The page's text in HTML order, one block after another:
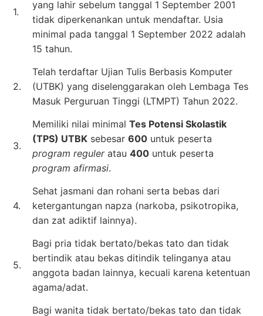
1.
yang lahir sebelum tanggal 1 September 2001
tidak diperkenankan untuk mendaftar. Usia
minimal pada tanggal 1 September 2022 adalah
15 tahun.
2.
Telah terdaftar Ujian Tulis Berbasis Komputer
(UTBK) yang diselenggarakan oleh Lembaga Tes
Masuk Perguruan Tinggi (LTMPT) Tahun 2022.
3.
Memiliki nilai minimal Tes Potensi Skolastik
(TPS) UTBK sebesar 600 untuk peserta
program reguleratau 400 untuk peserta
program afirmasi.
4.
Sehat jasmani dan rohani serta bebas dari
ketergantungan napza (narkoba, psikotropika,
dan zat adiktif lainnya).
5.
Bagi pria tidak bertato/bekas tato dan tidak
bertindik atau bekas ditindik telinganya atau
anggota badan lainnya, kecuali karena ketentuan
agama/adat.
Bagi wanita tidak bertato/bekas tato dan tidak